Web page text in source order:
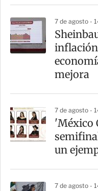
7 de agosto -
mejora
7 de agosto -
'México
un
7 de agosto -